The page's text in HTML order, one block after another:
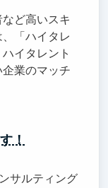
ど高いスキ
「ハイタレ
イタレント
業のマッチ
！
サルティング